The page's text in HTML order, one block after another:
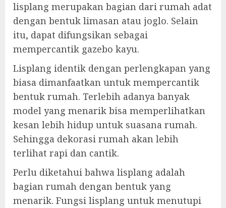
lisplang merupakan bagian dari rumah adat
dengan bentuk limasan atau joglo. Selain
itu, dapat difungsikan sebagai
mempercantik gazebo kayu.
Lisplang identik dengan perlengkapan yang
biasa dimanfaatkan untuk mempercantik
bentuk rumah. Terlebih adanya banyak
model yang menarik bisa memperlihatkan
kesan lebih hidup untuk suasana rumah.
Sehingga dekorasi rumah akan lebih
terlihat rapi dan cantik.
Perlu diketahui bahwa lisplang adalah
bagian rumah dengan bentuk yang
menarik. Fungsi lisplang untuk menutupi